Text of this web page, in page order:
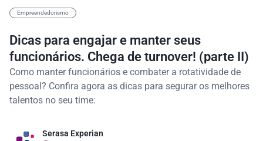
Empreendedorismo
Dicas para engajar e manter seus
funcionários. Chega de turnover! (parte II)
Como manter funcionários e combater a rotatividade de
pessoal? Confira agora as dicas para segurar os melhores
talentos no seu time:
Serasa Experian